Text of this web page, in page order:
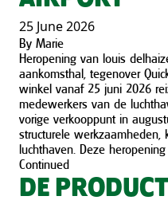
25 June 2026
By Marie
Heropening van louis
aankomsthal, tegenover
winkel vanaf 25 juni 2026
medewerkers van de
vorige verkooppunt in
structurele
luchthaven. Deze
Continued
DE